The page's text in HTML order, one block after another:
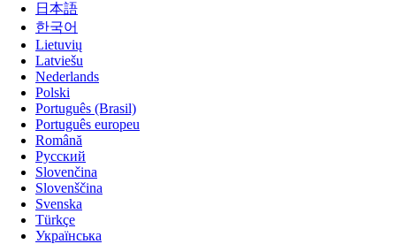
日本語
한국어
Lietuvių
Latviešu
Nederlands
Polski
Português (Brasil)
Português europeu
Română
Русский
Slovenčina
Slovenščina
Svenska
Türkçe
Українська